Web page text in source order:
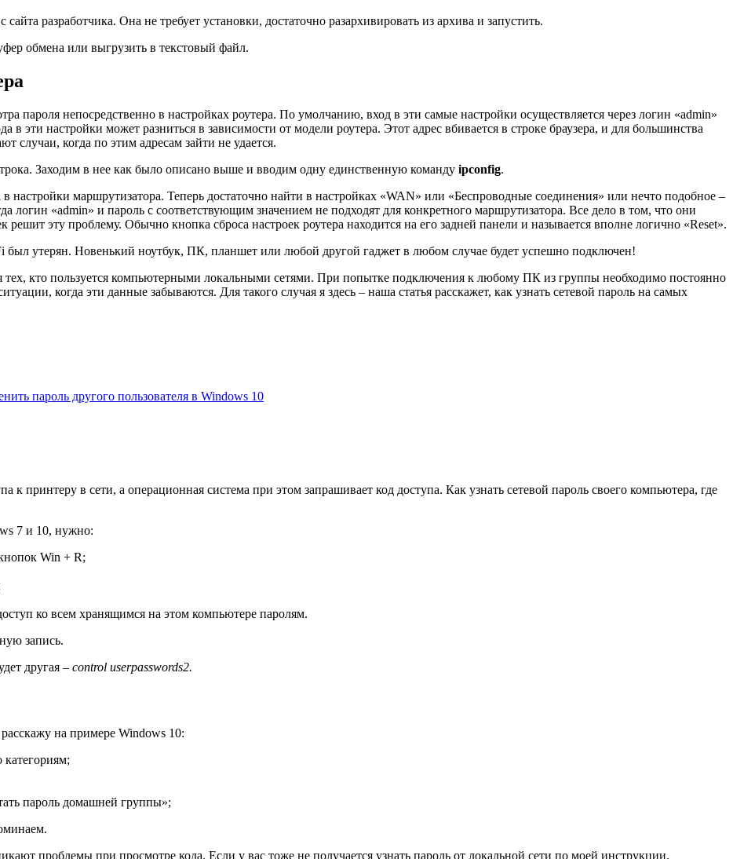
разработчика. Она не требует установки, достаточно разархивировать из архива и запустить.
обмена или выгрузить в текстовый файл.
пароля непосредственно в настройках роутера. По умолчанию, вход в эти самые настройки осуществляется через логин «admin»
эти настройки может разниться в зависимости от модели роутера. Этот адрес вбивается в строке браузера, и для большинства
случаи, когда по этим адресам зайти не удается.
Заходим в нее как было описано выше и вводим одну единственную команду ipconfig.
маршрутизатора. Теперь достаточно найти в настройках «WAN» или «Беспроводные соединения» или нечто подобное –
логин «admin» и пароль с соответствующим значением не подходят для конкретного маршрутизатора. Все дело в том, что они
решит эту проблему. Обычно кнопка сброса настроек роутера находится на его задней панели и называется вполне логично «Reset».
был утерян. Новенький ноутбук, ПК, планшет или любой другой гаджет в любом случае будет успешно подключен!
тех, кто пользуется компьютерными локальными сетями. При попытке подключения к любому ПК из группы необходимо постоянно
когда эти данные забываются. Для такого случая я здесь – наша статья расскажет, как узнать сетевой пароль на самых
пароль другого пользователя в Windows 10
принтеру в сети, а операционная система при этом запрашивает код доступа. Как узнать сетевой пароль своего компьютера, где
7 и 10, нужно:
Win + R;
ко всем хранящимся на этом компьютере паролям.
запись.
другая – control userpasswords2.
на примере Windows 10:
пароль домашней группы»;
проблемы при просмотре кода. Если у вас тоже не получается узнать пароль от локальной сети по моей инструкции,